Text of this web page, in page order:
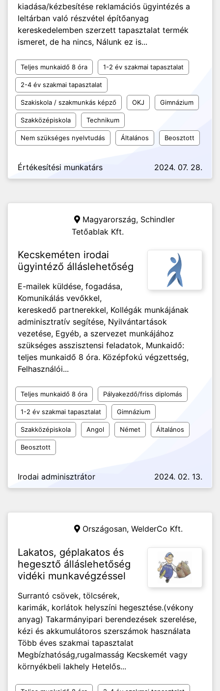
kiadása/kézbesítése reklamációs ügyintézés a
leltárban való részvétel építőanyag
kereskedelemben szerzett tapasztalat termék
ismeret, de ha nincs, Nálunk ez is...
Teljes munkaidő 8 óra 1-2 év szakmai tapasztalat
2-4 év szakmai tapasztalat
Szakiskola / szakmunkás képző OKJ Gimnázium
Szakközépiskola Technikum
Nem szükséges nyelvtudás Általános Beosztott
Értékesítési munkatárs 2024. 07. 28.
Magyarország, Schindler
Tetőablak Kft.
Kecskeméten irodai
ügyintéző álláslehetőség
E-mailek küldése, fogadása,
Komunikálás vevőkkel,
kereskedő partnerekkel, Kollégák munkájának
adminisztratív segítése, Nyilvántartások
vezetése, Egyéb, a szervezet munkájához
szükséges asszisztensi feladatok, Munkaidő:
teljes munkaidő 8 óra. Középfokú végzettség,
Felhasználói...
Teljes munkaidő 8 óra Pályakezdő/friss diplomás
1-2 év szakmai tapasztalat Gimnázium
Szakközépiskola Angol Német Általános
Beosztott
Irodai adminisztrátor 2024. 02. 13.
Országosan, WelderCo Kft.
Lakatos, géplakatos és
hegesztő álláslehetőség
vidéki munkavégzéssel
Surrantó csövek, tölcsérek,
karimák, korlátok helyszíni hegesztése.(vékony
anyag) Takarmányipari berendezések szerelése,
kézi és akkumulátoros szerszámok használata
Több éves szakmai tapasztalat
Megbízhatóság,rugalmasság Kecskemét vagy
környékbeli lakhely Hetelős...